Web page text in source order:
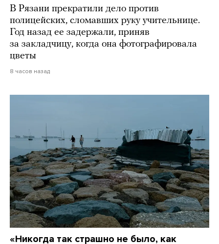
В Рязани прекратили дело против
полицейских, сломавших руку учительнице.
Год назад ее задержали, приняв
за закладчицу, когда она фотографировала
цветы
8 часов назад
«Никогда так страшно не было, как